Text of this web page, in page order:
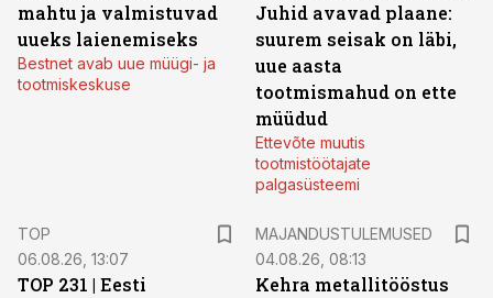
mahtu ja valmistuvad
uueks laienemiseks
Bestnet avab uue müügi- ja
tootmiskeskuse
Juhid avavad plaane:
suurem seisak on läbi,
uue aasta
tootmismahud on ette
müüdud
Ettevõte muutis
tootmistöötajate
palgasüsteemi
TOP
06.08.26, 13:07
TOP 231 | Eesti
MAJANDUSTULEMUSED
04.08.26, 08:13
Kehra metallitööstus